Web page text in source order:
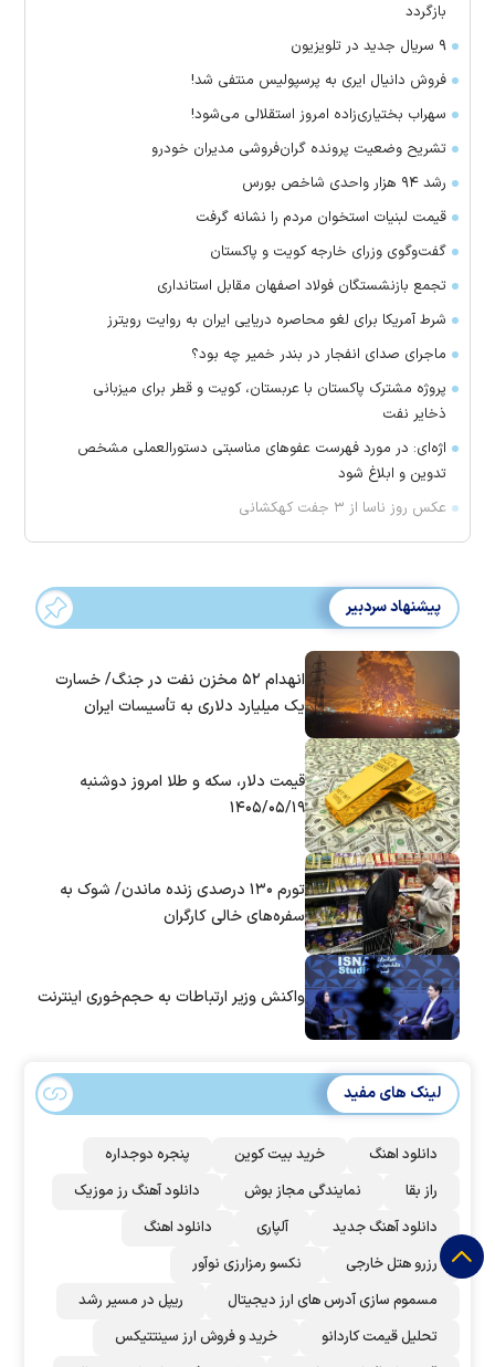
بازگردد
۹ سریال جدید در تلویزیون
فروش دانیال ایری به پرسپولیس منتفی شد!
سهراب بختیاری‌زاده امروز استقلالی می‌شود!
تشریح وضعیت پرونده گران‌فروشی مدیران خودرو
رشد ۹۴ هزار واحدی شاخص بورس
قیمت لبنیات استخوان مردم را نشانه گرفت
گفت‌وگوی وزرای خارجه کویت و پاکستان
تجمع بازنشستگان فولاد اصفهان مقابل استانداری
شرط آمریکا برای لغو محاصره دریایی ایران به روایت رویترز
ماجرای صدای انفجار در بندر خمیر چه بود؟
پروژه مشترک پاکستان با عربستان، کویت و قطر برای میزبانی
ذخایر نفت
اژه‌ای: در مورد فهرست عفو‌های مناسبتی دستورالعملی مشخص
تدوین و ابلاغ شود
عکس روز ناسا از ۳ جفت کهکشانی
پیشنهاد سردبیر
انهدام ۵۲ مخزن نفت در جنگ/ خسارت
یک میلیارد دلاری به تأسیسات ایران
قیمت دلار، سکه و طلا امروز دوشنبه
۱۴۰۵/۰۵/۱۹
تورم ۱۳۰ درصدی زنده ماندن/ شوک به
سفره‌های خالی کارگران
واکنش وزیر ارتباطات به حجم‌خوری اینترنت
لینک های مفید
دانلود اهنگ خرید بیت کوین
پنجره دوجداره
راز بقا
نمایندگی مجاز بوش
دانلود آهنگ رز‌ موزیک
دانلود آهنگ جدید
آلپاری
دانلود اهنگ
رزرو هتل خارجی
نکسو رمزارزی نوآور
مسموم سازی آدرس های ارز دیجیتال
ریپل در مسیر رشد
تحلیل قیمت کاردانو
خرید و فروش ارز سینتتیکس